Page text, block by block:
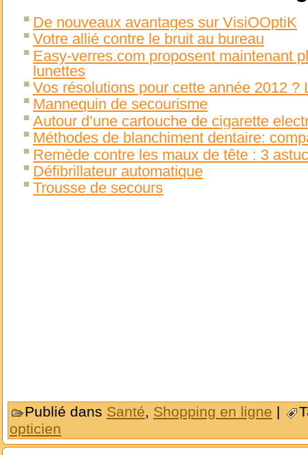
De nouveaux avantages sur VisiOOptiK
Votre allié contre le bruit au bureau
Easy-verres.com proposent maintenant
lunettes
Vos résolutions pour cette année 2012 ?
Mannequin de secourisme
Autour d’une cartouche de cigarette
Méthodes de blanchiment dentaire:
Remède contre les maux de tête : 3
Défibrillateur automatique
Trousse de secours
Publié dans Santé, Shopping en ligne |
opticien